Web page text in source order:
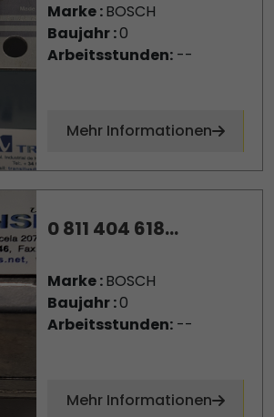
Marke :BOSCH
Baujahr :0
Arbeitsstunden:--
Mehr Informationen
0 811 404 618...
Marke :BOSCH
Baujahr :0
Arbeitsstunden:--
Mehr Informationen